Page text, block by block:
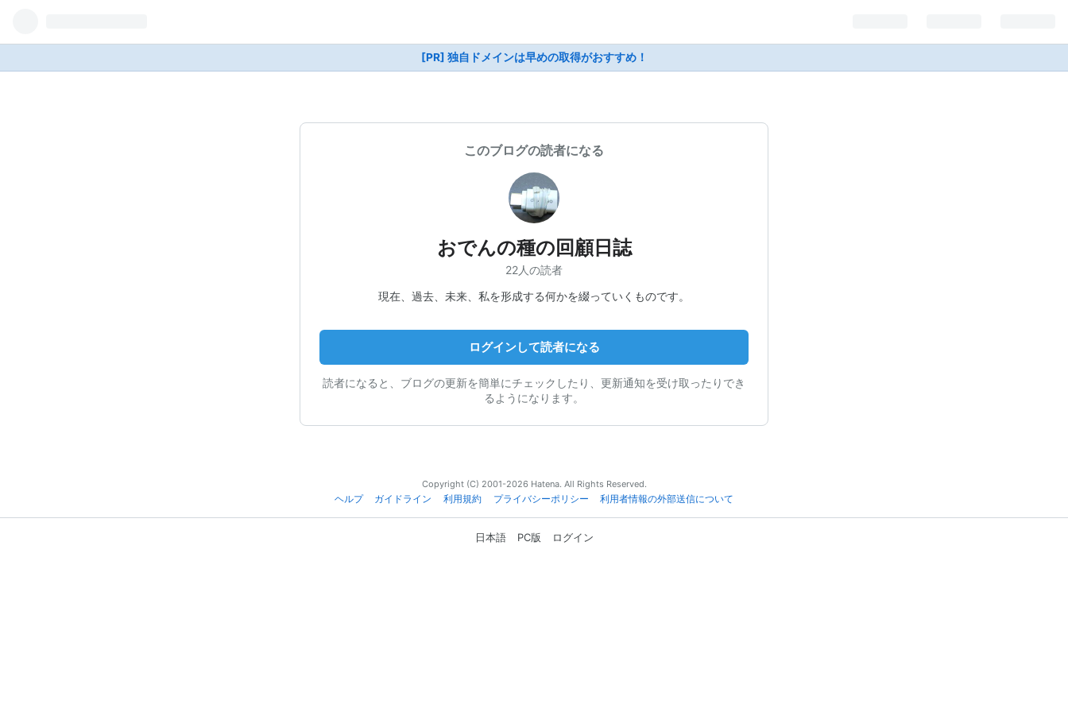
[PR] 独自ドメインは早めの取得がおすすめ！
このブログの読者になる
おでんの種の回顧日誌
22人の読者
現在、過去、未来、私を形成する何かを綴っていくものです。
ログインして読者になる
読者になると、ブログの更新を簡単にチェックしたり、更新通知を受け取ったりでき
るようになります。
Copyright (C) 2001-2026 Hatena. All Rights Reserved.
ヘルプ
ガイドライン 利用規約 プライバシーポリシー 利用者情報の外部送信について
日本語 PC版 ログイン